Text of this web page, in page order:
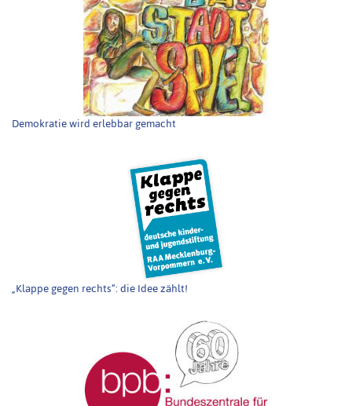
Demokratie wird erlebbar gemacht
„Klappe gegen rechts“: die Idee zählt!